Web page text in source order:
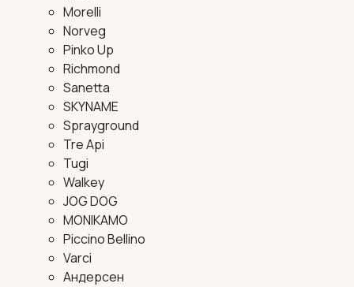
Morelli
Norveg
Pinko Up
Richmond
Sanetta
SKYNAME
Sprayground
Tre Api
Tugi
Walkey
JOG DOG
MONIKAMO
Piccino Bellino
Varci
Андерсен